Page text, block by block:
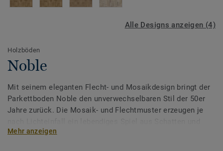
Alle Designs anzeigen (4)
Holzböden
Noble
Mit seinem eleganten Flecht- und Mosaikdesign bringt der
Parkettboden Noble den unverwechselbaren Stil der 50er
Jahre zurück. Die Mosaik- und Flechtmuster erzeugen je
Reflexen, das dem Raum Tiefe und Dynamik verleiht. Trotz
Mehr anzeigen